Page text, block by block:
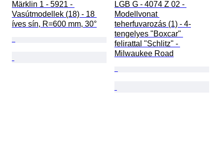
Märklin 1 - 5921 -
Vasútmodellek (18) - 18
íves sín, R=600 mm, 30°
LGB G - 4074 Z 02 -
Modellvonat
teherfuvarozás (1) - 4-
tengelyes "Boxcar"
felirattal "Schlitz" -
Milwaukee Road